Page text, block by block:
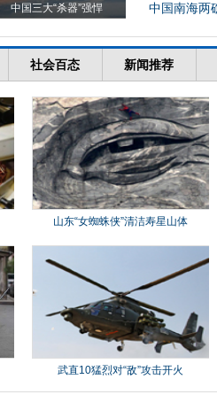
中国三大“杀器”强悍
中国南海两
社会百态 新闻推荐
山东“女蜘蛛侠”清洁寿星山体
武直10猛烈对“敌”攻击开火